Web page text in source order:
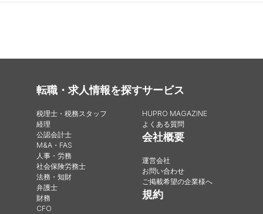
転職・求人情報を探す
税理士・税務スタッフ
経理
公認会計士
M&A・FAS
人事・労務
社会保険労務士
法務・知財
弁護士
財務
CFO
サービス
HUPRO MAGAZINE
よくある質問
会社概要
運営会社
お問い合わせ
ご掲載希望の企業様へ
規約